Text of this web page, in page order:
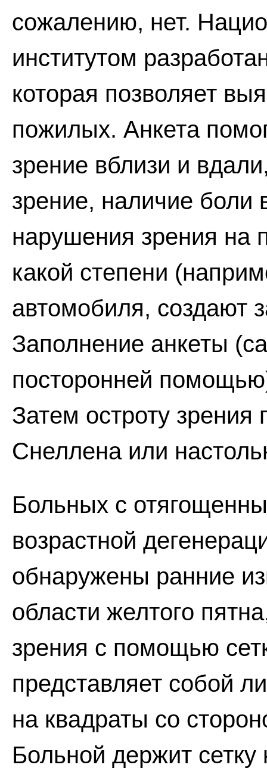
сожалению, нет.
институтом
которая позволяет
пожилых. Анкета
зрение вблизи и
зрение, наличие боли
нарушения зрения на
какой степени
автомобиля, создают
Заполнение анкеты
посторонней
Затем остроту
Снеллена или
Больных с
возрастной
обнаружены ранние
области желтого
зрения с помощью
представляет собой
на квадраты со
Больной держит сетку